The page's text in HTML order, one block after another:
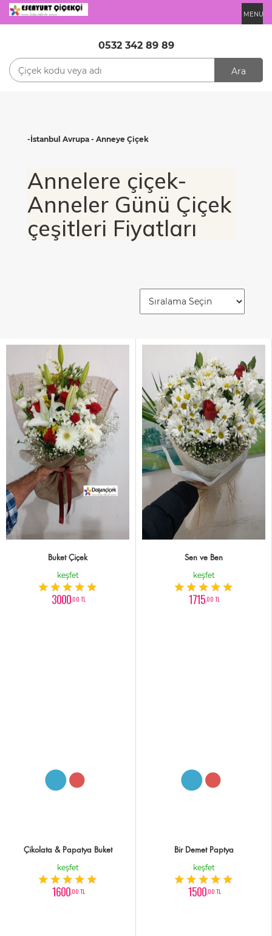
MENU
0532 342 89 89
Ara
-İstanbul Avrupa - Anneye Çiçek
Annelere çiçek-
Anneler Günü Çiçek
çeşitleri Fiyatları
Buket Çiçek
keşfet
3000,00 TL
Sen ve Ben
keşfet
1715,00 TL
Çikolata & Papatya Buket
keşfet
1600,00 TL
Bir Demet Paptya
keşfet
1500,00 TL